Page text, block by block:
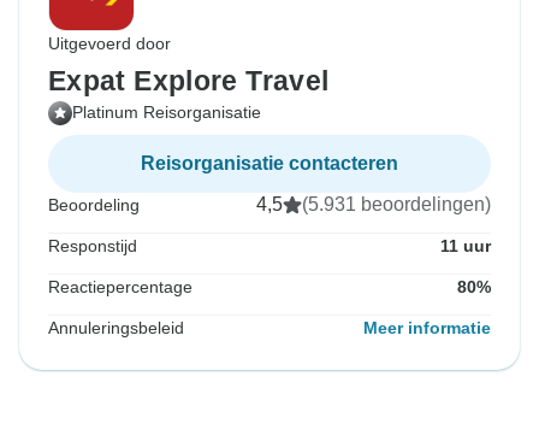
Uitgevoerd door
Expat Explore Travel
Platinum Reisorganisatie
Reisorganisatie contacteren
Beoordeling 4,5 (5.931 beoordelingen)
Responstijd 11 uur
Reactiepercentage 80%
Annuleringsbeleid Meer informatie